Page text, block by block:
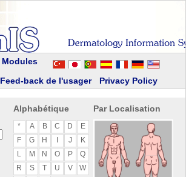
Modules
Feed-back de l'usager Privacy Policy
Alphabétique
* A B C D
E
F
G H J
K
L
M N O P
Q
R
S T U V
W
Par Localisation